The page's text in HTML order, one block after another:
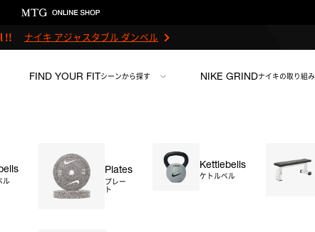
!! ナイキ アジャスタブル ダンベル
FIND YOUR FITシーンから探す NIKE GRINDナイキの取り組み
ル
Plates
プレー
ト
Kettlebells
ケトルベル
ONLINESHOP ホームへ